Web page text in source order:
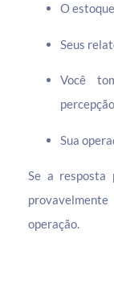
O
Seus
Você
Sua
Se a resposta
operação.